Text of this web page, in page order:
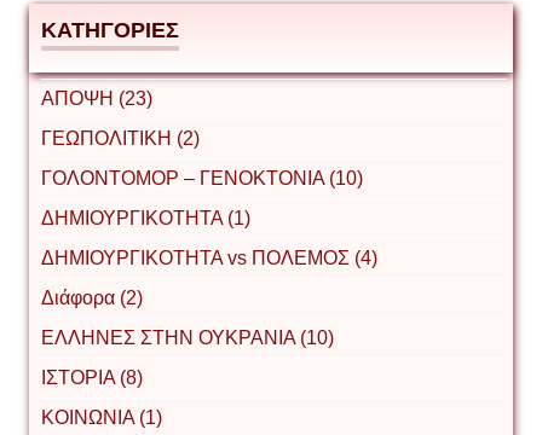
ΚΑΤΗΓΟΡΙΕΣ
ΑΠΟΨΗ (23)
ΓΕΩΠΟΛΙΤΙΚΗ (2)
ΓΟΛΟΝΤΟΜΟΡ – ΓΕΝΟΚΤΟΝΙΑ (10)
ΔΗΜΙΟΥΡΓΙΚΟΤΗΤΑ (1)
ΔΗΜΙΟΥΡΓΙΚΟΤΗΤΑ vs ΠΟΛΕΜΟΣ (4)
Διάφορα (2)
ΕΛΛΗΝΕΣ ΣΤΗΝ ΟΥΚΡΑΝΙΑ (10)
ΙΣΤΟΡΙΑ (8)
ΚΟΙΝΩΝΙΑ (1)